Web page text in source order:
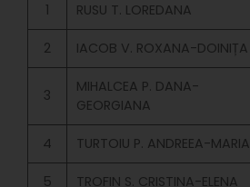
1 RUSU T. LOREDANA
2 IACOB V. ROXANA-DOINIȚA
3
MIHALCEA P. DANA-
GEORGIANA
4 TURTOIU P. ANDREEA-MARIA
5 TROFIN S. CRISTINA-ELENA